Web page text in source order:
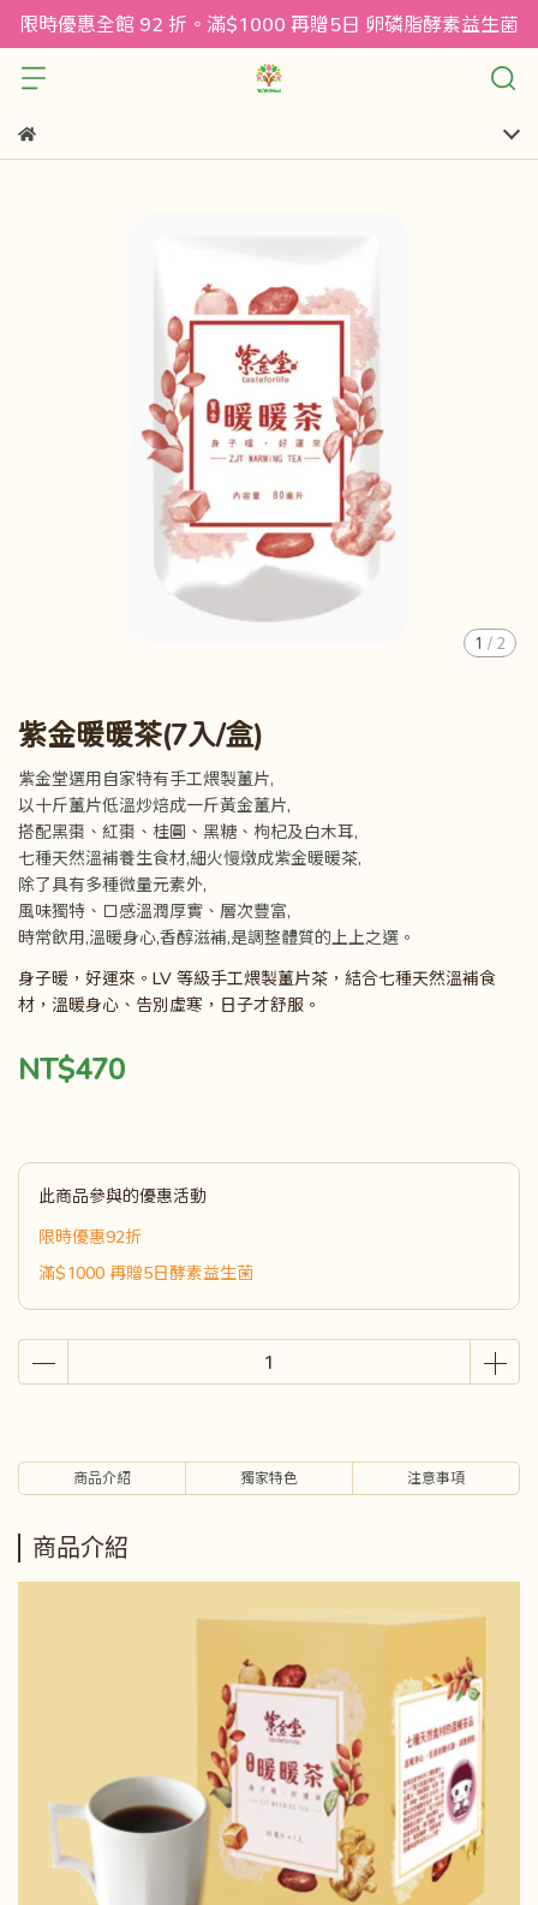
限時優惠全館 92 折。滿$1000 再贈5日 卵磷脂酵素益生菌
1 / 2
紫金暖暖茶(7入/盒)
紫金堂選用自家特有手工煨製薑片,
以十斤薑片低溫炒焙成一斤黃金薑片,
搭配黑棗、紅棗、桂圓、黑糖、枸杞及白木耳,
七種天然溫補養生食材,細火慢燉成紫金暖暖茶,
除了具有多種微量元素外,
風味獨特、口感溫潤厚實、層次豐富,
時常飲用,溫暖身心,香醇滋補,是調整體質的上上之選。
身子暖，好運來。LV 等級手工煨製薑片茶，結合七種天然溫補食
材，溫暖身心、告別虛寒，日子才舒服。
NT$470
此商品參與的優惠活動
限時優惠92折
滿$1000 再贈5日酵素益生菌
商品介紹 獨家特色 注意事項
商品介紹